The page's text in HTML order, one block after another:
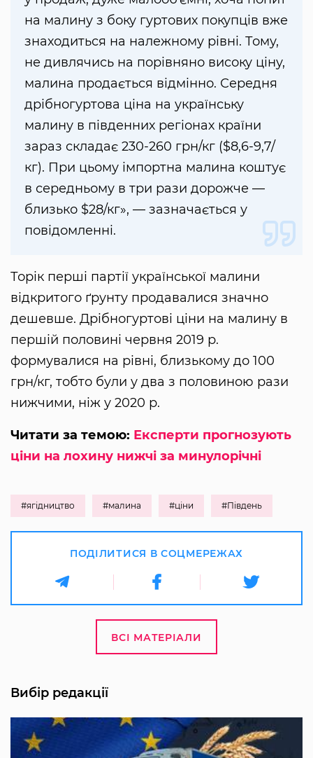
на малину з боку гуртових покупців вже
знаходиться на належному рівні. Тому,
не дивлячись на порівняно високу ціну,
малина продається відмінно. Середня
дрібногуртова ціна на українську
малину в південних регіонах країни
зараз складає 230-260 грн/кг ($8,6-9,7/
кг). При цьому імпортна малина коштує
в середньому в три рази дорожче —
близько $28/кг», — зазначається у
повідомленні.
Торік перші партії української малини
відкритого ґрунту продавалися значно
дешевше. Дрібногуртові ціни на малину в
першій половині червня 2019 р.
формувалися на рівні, близькому до 100
грн/кг, тобто були у два з половиною рази
нижчими, ніж у 2020 р.
Читати за темою: Експерти прогнозують
ціни на лохину нижчі за минулорічні
#ягідництво #малина #ціни #Південь
ПОДІЛИТИСЯ В СОЦМЕРЕЖАХ
ВСІ МАТЕРІАЛИ
Вибір редакції